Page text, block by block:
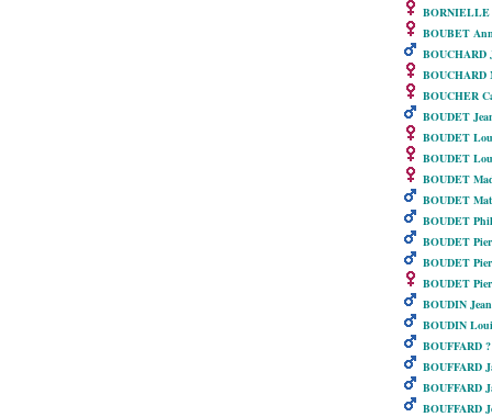
BORNIELLE
BOUBET
BOUCHARD
BOUCHARD
BOUCHER
BOUDET
BOUDET
BOUDET
BOUDET
BOUDET
BOUDET
BOUDET
BOUDET
BOUDET
BOUDIN Jean
BOUDIN
BOUFFARD ?
BOUFFARD
BOUFFARD
BOUFFARD